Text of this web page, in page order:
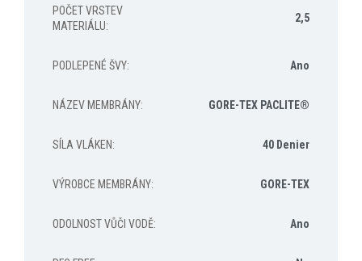
POČET VRSTEV
MATERIÁLU:
2,5
PODLEPENÉ ŠVY: Ano
NÁZEV MEMBRÁNY: GORE-TEX PACLITE®
SÍLA VLÁKEN: 40 Denier
VÝROBCE MEMBRÁNY: GORE-TEX
ODOLNOST VŮČI VODĚ: Ano